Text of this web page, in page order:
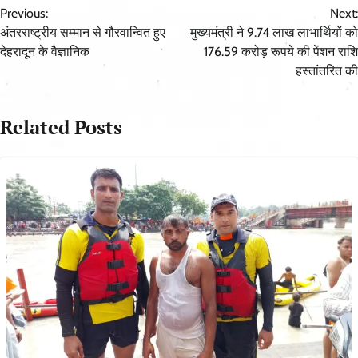
navigation
Previous:
अंतरराष्ट्रीय सम्मान से गौरवान्वित हुए
देहरादून के वैज्ञानिक
Next:
मुख्यमंत्री ने 9.74 लाख लाभार्थियों को
176.59 करोड़ रूपये की पेंशन राशि
हस्तांतरित की
Related Posts